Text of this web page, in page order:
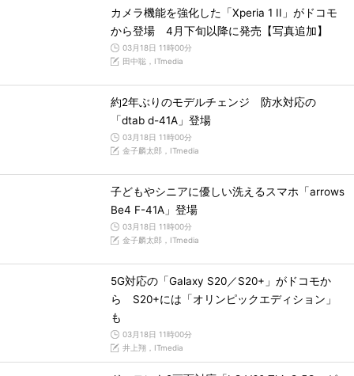
カメラ機能を強化した「Xperia 1 II」がドコモ
から登場 4月下旬以降に発売【写真追加】
03月18日 11時00分
田中聡，ITmedia
約2年ぶりのモデルチェンジ 防水対応の
「dtab d-41A」登場
03月18日 11時00分
金子麟太郎，ITmedia
子どもやシニアに優しい洗えるスマホ「arrows
Be4 F-41A」登場
03月18日 11時00分
金子麟太郎，ITmedia
5G対応の「Galaxy S20／S20+」がドコモか
ら S20+には「オリンピックエディション」
も
03月18日 11時00分
井上翔，ITmedia